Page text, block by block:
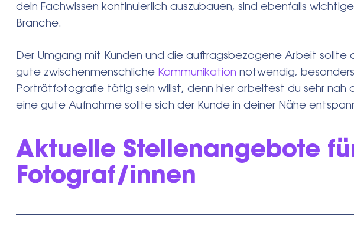
dein Fachwissen kontinuierlich auszubauen, sind ebenfalls
Branche.
Der Umgang mit Kunden und die auftragsbezogene Arbeit sollte
gute zwischenmenschliche Kommunikation notwendig,
Porträtfotografie tätig sein willst, denn hier arbeitest du sehr nah
eine gute Aufnahme sollte sich der Kunde in deiner Nähe
Aktuelle Stellenangebote
Fotograf/innen